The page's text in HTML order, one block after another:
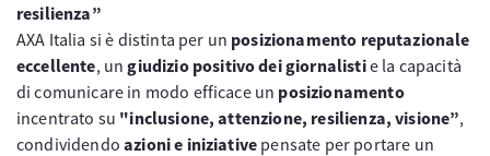
resilienza”
AXA Italia si è distinta per un posizionamento reputazionale
eccellente, ungiudizio positivo dei giornalistie la capacità
di comunicare in modo efficace un posizionamento
incentrato su "inclusione, attenzione, resilienza, visione”,
condividendoazioni e iniziative pensate per portare un